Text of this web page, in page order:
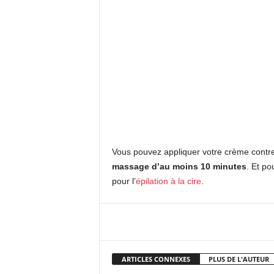
Vous pouvez appliquer votre crème
massage d’au moins 10 minutes. Et
pour l’épilation à la cire.
ARTICLES CONNEXES PLUS DE L'AUTEUR